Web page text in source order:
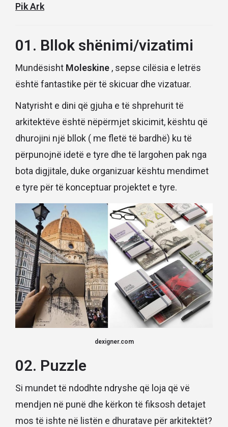
Pik Ark
01. Bllok shënimi/vizatimi
Mundësisht Moleskine , sepse cilësia e letrës
është fantastike për të skicuar dhe vizatuar.
Natyrisht e dini që gjuha e të shprehurit të
arkitektëve është nëpërmjet skicimit, kështu që
dhurojini një bllok ( me fletë të bardhë) ku të
përpunojnë idetë e tyre dhe të largohen pak nga
bota digjitale, duke organizuar kështu mendimet
e tyre për të konceptuar projektet e tyre.
dexigner.com
02. Puzzle
Si mundet të ndodhte ndryshe që loja që vë
mendjen në punë dhe kërkon të fiksosh detajet
mos të ishte në listën e dhuratave për arkitektët?